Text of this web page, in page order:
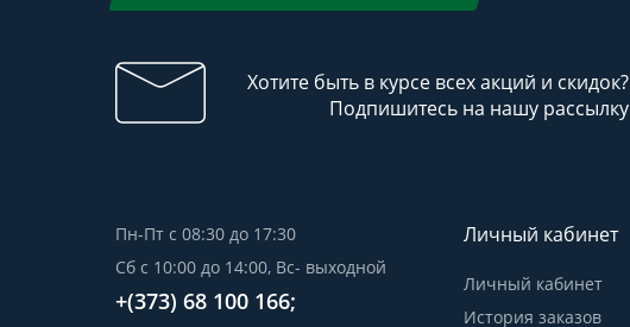
Хотите быть в курсе всех акций и скидок?
Подпишитесь на нашу рассылку
Пн-Пт с 08:30 до 17:30
Сб с 10:00 до 14:00, Вс- выходной
+(373) 68 100 166;
Личный кабинет
Личный кабинет
История заказов